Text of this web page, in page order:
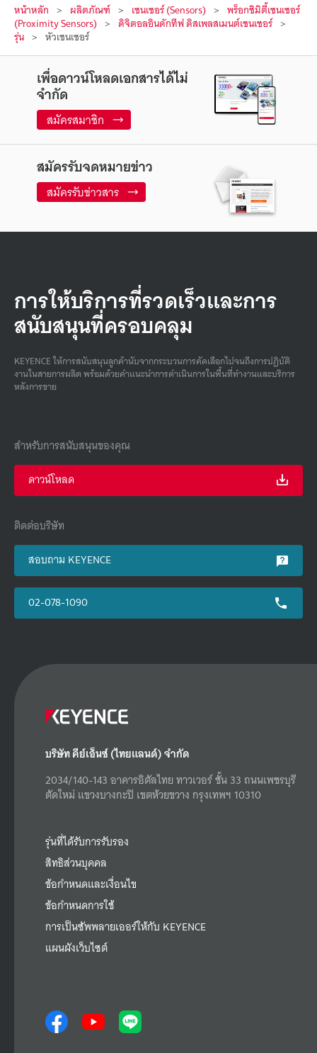
หน้าหลัก ผลิตภัณฑ์ เซนเซอร์ (Sensors) พร็อกซิมิตี้เซนเซอร์
(Proximity Sensors) ดิจิตอลอินดักทีฟ ดิสเพลสเมนต์เซนเซอร์
รุ่น หัวเซนเซอร์
เพื่อดาวน์โหลดเอกสารได้ไม่
จำกัด
สมัครสมาชิก
สมัครรับจดหมายข่าว
สมัครรับข่าวสาร
การให้บริการที่รวดเร็วและการ
สนับสนุนที่ครอบคลุม
KEYENCE ให้การสนับสนุนลูกค้านับจากกระบวนการคัดเลือกไปจนถึงการปฏิบัติ
งานในสายการผลิต พร้อมด้วยคําแนะนําการดําเนินการในพื้นที่ทํางานและบริการ
หลังการขาย
สำหรับการสนับสนุนของคุณ
ดาวน์โหลด
ติดต่อบริษัท
สอบถาม KEYENCE
02-078-1090
บริษัท คีย์เอ็นซ์ (ไทยแลนด์) จำกัด
2034/140-143 อาคารอิตัลไทย ทาวเวอร์ ชั้น 33 ถนนเพชรบุรี
ตัดใหม่ แขวงบางกะปิ เขตห้วยขวาง กรุงเทพฯ 10310
รุ่นที่ได้รับการรับรอง
สิทธิส่วนบุคคล
ข้อกำหนดและเงื่อนไข
ข้อกำหนดการใช้
การเป็นซัพพลายเออร์ให้กับ KEYENCE
แผนผังเว็บไซต์